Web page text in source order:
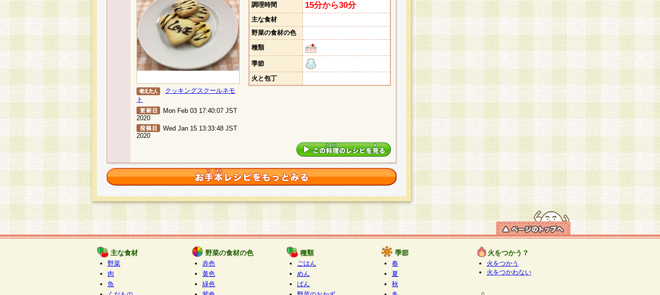
クッキングスクールネモ
ト
Mon Feb 03 17:40:07 JST
2020
Wed Jan 15 13:33:48 JST
2020
調理時間 15分から30分
主な食材
野菜の食材の色
種類
季節
火と包丁
主な食材
野菜
肉
魚
野菜の食材の色
赤色
黄色
緑色
種類
ごはん
めん
ぱん
季節
春
夏
秋
火をつかう？
火をつかう
火をつかわない